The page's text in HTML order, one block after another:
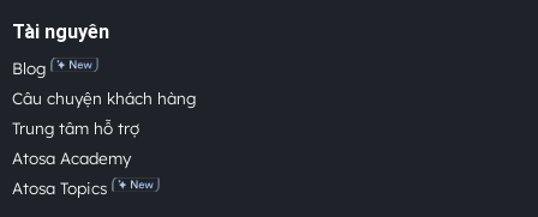
Tài nguyên
Blog
Câu chuyện khách hàng
Trung tâm hỗ trợ
Atosa Academy
Atosa Topics